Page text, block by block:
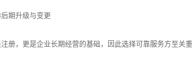
期升级与变更
册，更是企业长期经营的基础，因此选择可靠服务方至关重